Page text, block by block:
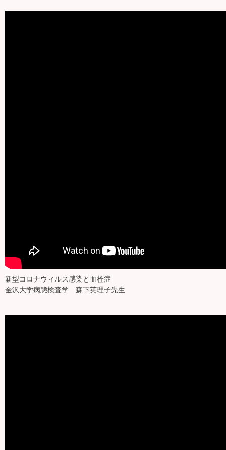
新型コロナウィルス感染と血栓症
金沢大学病態検査学 森下英理子先生